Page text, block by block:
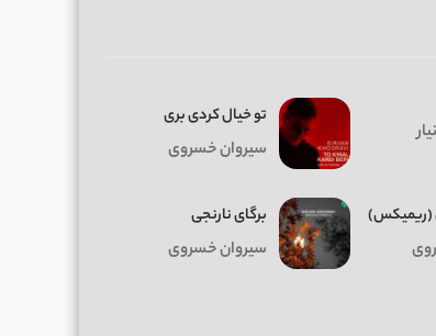
تو خیال کردی بری
سیروان خسروی
(ریمیکس) برگای نارنجی
سیروان خسروی